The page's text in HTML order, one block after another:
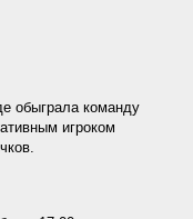
обыграла команду
игроком